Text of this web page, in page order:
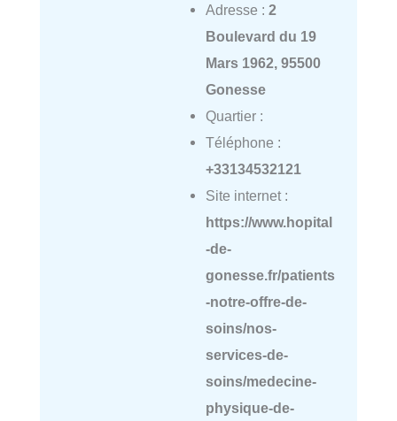
Adresse : 2
Boulevard du 19
Mars 1962, 95500
Gonesse
Quartier :
Téléphone :
+33134532121
Site internet :
https://www.hopital
-de-
gonesse.fr/patients
-notre-offre-de-
soins/nos-
services-de-
soins/medecine-
physique-de-